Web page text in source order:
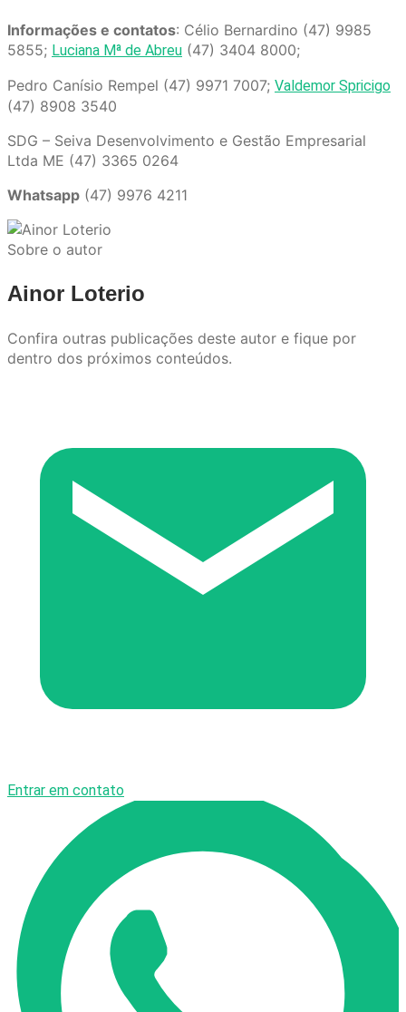
Informações e contatos: Célio Bernardino (47) 9985
5855; Luciana Mª de Abreu (47) 3404 8000;
Pedro Canísio Rempel (47) 9971 7007; Valdemor Spricigo
(47) 8908 3540
SDG – Seiva Desenvolvimento e Gestão Empresarial
Ltda ME (47) 3365 0264
Whatsapp (47) 9976 4211
Sobre o autor
Ainor Loterio
Confira outras publicações deste autor e fique por
dentro dos próximos conteúdos.
Entrar em contato